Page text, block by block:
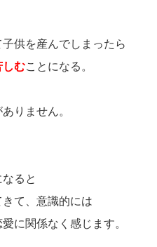
供を産んでしまったら
しむことになる。
りません。
ると
て、意識的には
に関係なく感じます。